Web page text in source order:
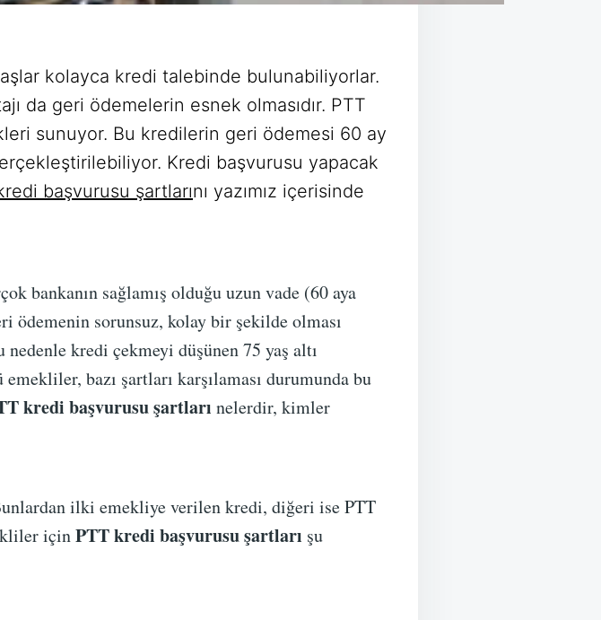
kolayca kredi talebinde bulunabiliyorlar.
da geri ödemelerin esnek olmasıdır. PTT
sunuyor. Bu kredilerin geri ödemesi 60 ay
Kredi başvurusu yapacak
başvurusu şartlarını yazımız içerisinde
bankanın sağlamış olduğu uzun vade (60 aya
ödemenin sorunsuz, kolay bir şekilde olması
kredi çekmeyi düşünen 75 yaş altı
bazı şartları karşılaması durumunda bu
kredi başvurusu şartları nelerdir, kimler
ilki emekliye verilen kredi, diğeri ise PTT
içinPTT kredi başvurusu şartları şu